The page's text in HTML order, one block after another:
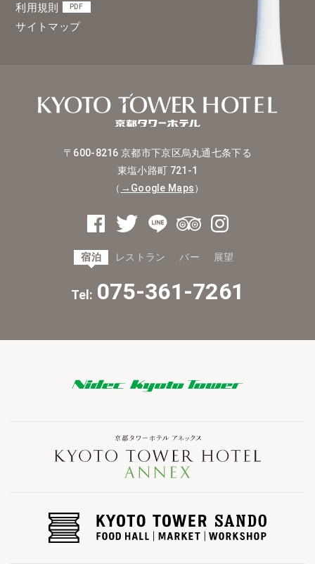
利用規則 PDF
サイトマップ
〒600-8216 京都市下京区烏丸通七条下る
東塩小路町 721-1
（ →Google Maps）
宿泊 レストラン バー 展望
Tel: 075-361-7261